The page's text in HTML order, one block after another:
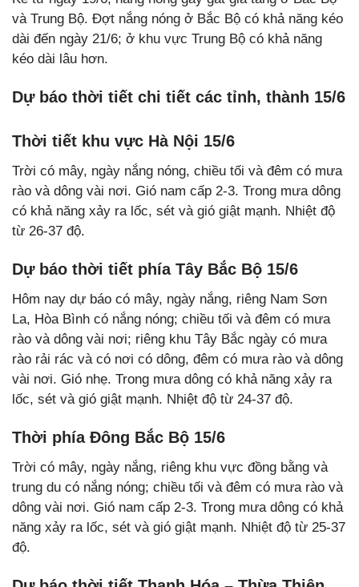
và Trung Bộ. Đợt nắng nóng ở Bắc Bộ có khả năng kéo
dài đến ngày 21/6; ở khu vực Trung Bộ có khả năng
kéo dài lâu hơn.
Dự báo thời tiết chi tiết các tỉnh, thành 15/6
Thời tiết khu vực Hà Nội 15/6
Trời có mây, ngày nắng nóng, chiều tối và đêm có mưa
rào và dông vài nơi. Gió nam cấp 2-3. Trong mưa dông
có khả năng xảy ra lốc, sét và gió giật mạnh. Nhiệt độ
từ 26-37 độ.
Dự báo thời tiết phía Tây Bắc Bộ 15/6
Hôm nay dự báo có mây, ngày nắng, riêng Nam Sơn
La, Hòa Bình có nắng nóng; chiều tối và đêm có mưa
rào và dông vài nơi; riêng khu Tây Bắc ngày có mưa
rào rải rác và có nơi có dông, đêm có mưa rào và dông
vài nơi. Gió nhẹ. Trong mưa dông có khả năng xảy ra
lốc, sét và gió giật mạnh. Nhiệt độ từ 24-37 độ.
Thời phía Đông Bắc Bộ 15/6
Trời có mây, ngày nắng, riêng khu vực đồng bằng và
trung du có nắng nóng; chiều tối và đêm có mưa rào và
dông vài nơi. Gió nam cấp 2-3. Trong mưa dông có khả
năng xảy ra lốc, sét và gió giật mạnh. Nhiệt độ từ 25-37
độ.